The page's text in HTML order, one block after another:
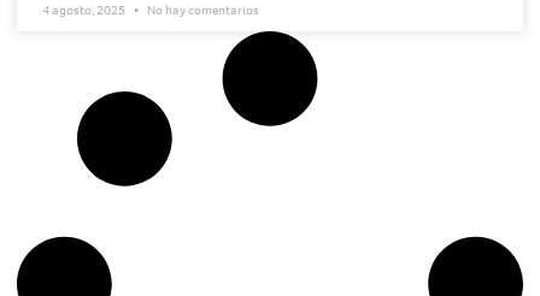
4 agosto, 2025 No hay comentarios